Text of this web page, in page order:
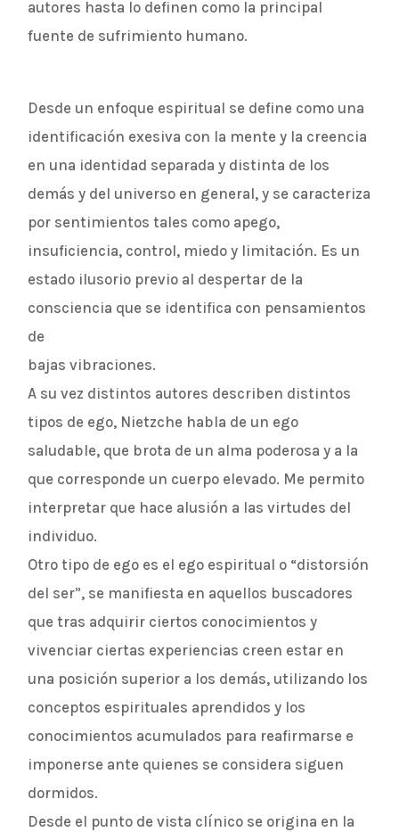
autores hasta lo definen como la principal
fuente de sufrimiento humano.
Desde un enfoque espiritual se define como una
identificación exesiva con la mente y la creencia
en una identidad separada y distinta de los
demás y del universo en general, y se caracteriza
por sentimientos tales como apego,
insuficiencia, control, miedo y limitación. Es un
estado ilusorio previo al despertar de la
consciencia que se identifica con pensamientos
de
bajas vibraciones.
A su vez distintos autores describen distintos
tipos de ego, Nietzche habla de un ego
saludable, que brota de un alma poderosa y a la
que corresponde un cuerpo elevado. Me permito
interpretar que hace alusión a las virtudes del
individuo.
Otro tipo de ego es el ego espiritual o “distorsión
del ser”, se manifiesta en aquellos buscadores
que tras adquirir ciertos conocimientos y
vivenciar ciertas experiencias creen estar en
una posición superior a los demás, utilizando los
conceptos espirituales aprendidos y los
conocimientos acumulados para reafirmarse e
imponerse ante quienes se considera siguen
dormidos.
Desde el punto de vista clínico se origina en la